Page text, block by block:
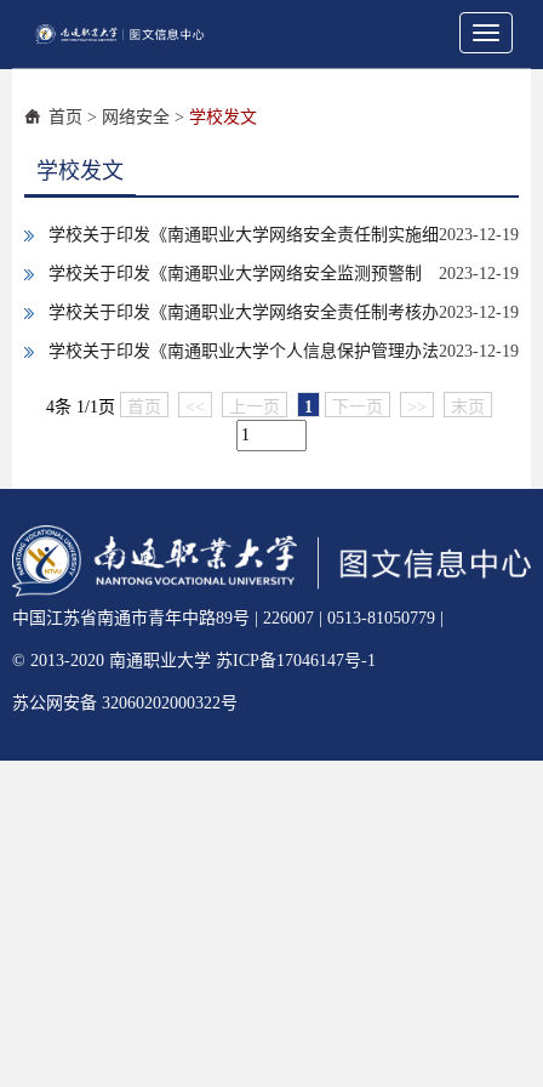
Toggle
首页 > 网络安全 > 学校发文
学校发文
2023-12-19
学校关于印发《南通职业大学网络安全责任制实施细
则》的通知 2023-12-19
学校关于印发《南通职业大学网络安全监测预警制
度》的通知 2023-12-19
学校关于印发《南通职业大学网络安全责任制考核办
法（试行）》的通知 2023-12-19
学校关于印发《南通职业大学个人信息保护管理办法
(试行)》的通知
4条 1/1页
首页 << 上一页 1 下一页 >> 末页
中国江苏省南通市青年中路89号 | 226007 | 0513-81050779 |
© 2013-2020 南通职业大学 苏ICP备17046147号-1
苏公网安备 32060202000322号